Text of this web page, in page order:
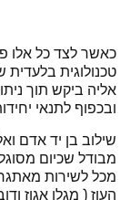
כאשר לצד כל אלו
טכנולוגית
אליה ביקש תוך
ובכפוף לתנאי
שילוב בן יד אדם
מבודל שכיום
מכל לשירות
העוז ( מגלן אגוז